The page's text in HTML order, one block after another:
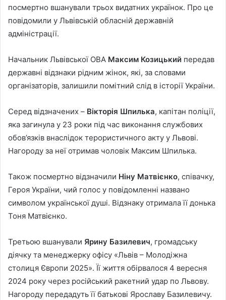
посмертно вшанували трьох видатних українок. Про це
повідомили у Львівській обласній державній
адміністрації.
Начальник Львівської ОВА Максим Козицький передав
державні відзнаки рідним жінок, які, за словами
організаторів, залишили помітний слід в історії України.
Серед відзначених – Вікторія Шпилька, капітан поліції,
яка загинула у 23 роки під час виконання службових
обов’язків внаслідок терористичного акту у Львові.
Нагороду за неї отримав чоловік Максим Шпилька.
Також посмертно відзначили Ніну Матвієнко, співачку,
Героя України, чий голос у повідомленні названо
символом української душі. Відзнаку отримала її донька
Тоня Матвієнко.
Третьою вшанували Ярину Базилевич, громадську
діячку та менеджерку офісу «Львів – Молодіжна
столиця Європи 2025». Її життя обірвалося 4 вересня
2024 року через російський ракетний удар по Львову.
Нагороду передадуть її батькові Ярославу Базилевичу.